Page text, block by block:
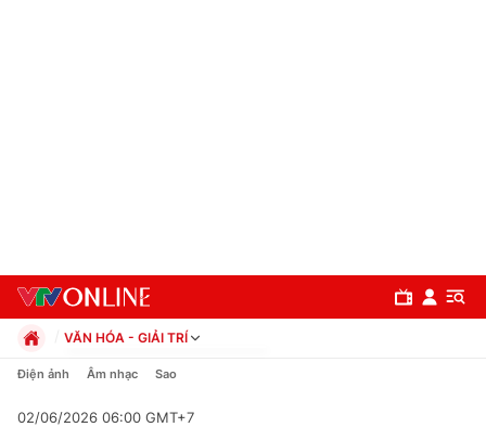
VĂN HÓA - GIẢI TRÍ
Chính trị
Pháp luật
Điện ảnh Âm nhạc Sao
02/06/2026 06:00 GMT+7